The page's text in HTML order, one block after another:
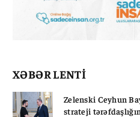
XƏBƏR LENTİ
Zelenski Ceyhun
strateji